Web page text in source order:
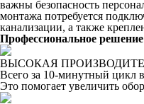
важны безопасность
монтажа потребуется
канализации, а также
Профессиональное решение
ВЫСОКАЯ
Всего за 10-минутный цикл
Это помогает увеличить